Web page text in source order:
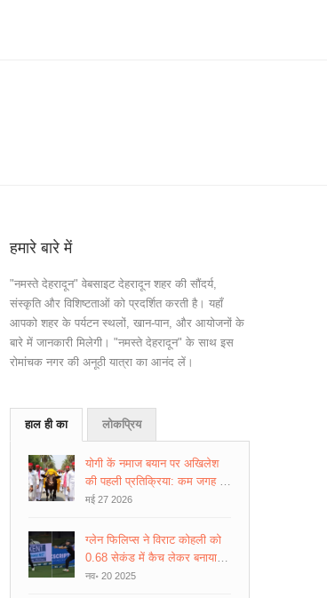
हमारे बारे में
"नमस्ते देहरादून" वेबसाइट देहरादून शहर की सौंदर्य,
संस्कृति और विशिष्टताओं को प्रदर्शित करती है। यहाँ
आपको शहर के पर्यटन स्थलों, खान-पान, और आयोजनों के
बारे में जानकारी मिलेगी। "नमस्ते देहरादून" के साथ इस
रोमांचक नगर की अनूठी यात्रा का आनंद लें।
हाल ही का लोकप्रिय
योगी कें नमाज बयान पर अखिलेश
की पहली प्रतिक्रिया: कम जगह तो
दिक्कत नहीं
मई 27 2026
ग्लेन फिलिप्स ने विराट कोहली को
0.68 सेकंड में कैच लेकर बनाया
इतिहास, आईसीसी चैम्पियंस ट्रॉफी
नव॰ 20 2025